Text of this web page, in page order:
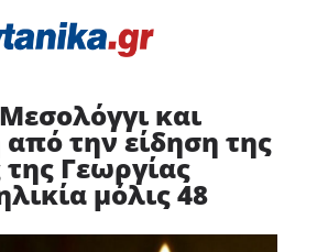
και
την είδηση της
Γεωργίας
μόλις 48